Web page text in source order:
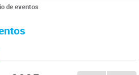
de eventos